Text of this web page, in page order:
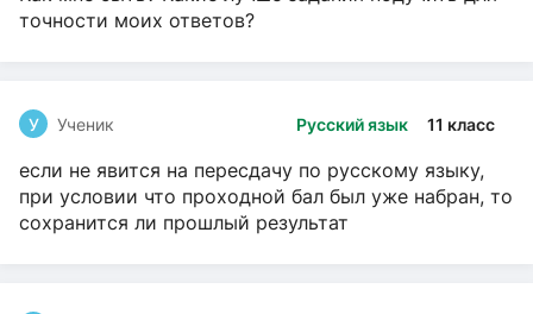
точности моих ответов?
Русский язык 11 класс
У Ученик
если не явится на пересдачу по русскому языку,
при условии что проходной бал был уже набран, то
сохранится ли прошлый результат